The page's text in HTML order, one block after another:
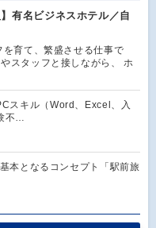
有名ビジネスホテル／自
を育て、繁盛させる仕事で
スタッフと接しながら、 ホ
スキル（Word、Excel、入
不…
本となるコンセプト「駅前旅